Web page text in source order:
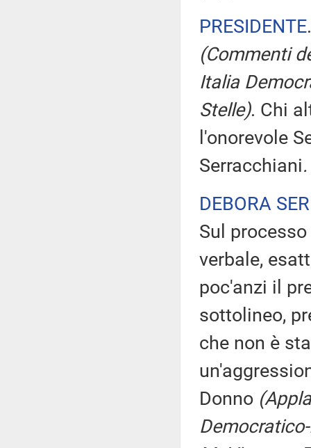
PRESIDENTE
(Commenti
Italia
Stelle). Chi
l'onorevole
Serracchiani.
DEBORA
Sul
verbale,
poc'anzi il
sottolineo,
che non è
Donno